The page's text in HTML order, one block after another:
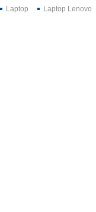
Laptop Laptop Lenovo